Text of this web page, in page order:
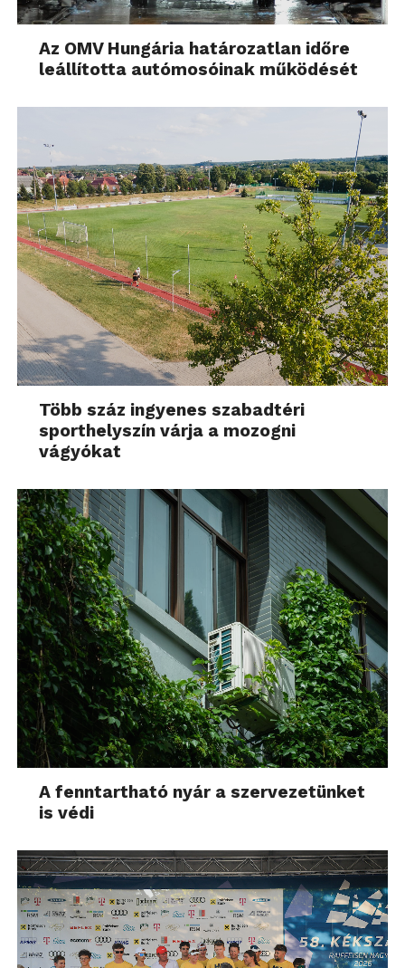
Az OMV Hungária határozatlan időre
leállította autómosóinak működését
Több száz ingyenes szabadtéri
sporthelyszín várja a mozogni
vágyókat
A fenntartható nyár a szervezetünket
is védi